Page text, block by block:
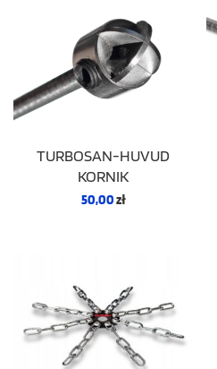
TURBOSAN-HUVUD
KORNIK
50,00zł